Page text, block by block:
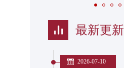
最新更新
2026-07-10